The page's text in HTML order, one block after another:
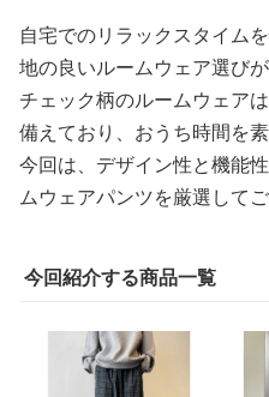
自宅でのリラックスタイム
地の良いルームウェア選びが
チェック柄のルームウェア
備えており、おうち時間を
今回は、デザイン性と機能
ムウェアパンツを厳選してご
今回紹介する商品一覧